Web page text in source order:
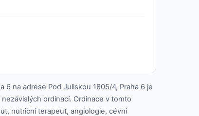
6 na adrese Pod Juliskou 1805/4, Praha 6 je
ordinací. Ordinace v tomto
nutriční terapeut, angiologie, cévní